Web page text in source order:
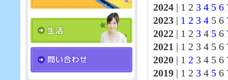
2024 | 1 2 3 4 5 6
2023 | 1 2 3 4 5 6
2022 | 1 2 3 4 5 6
2021 | 1 2 3 4 5
2020 | 1 2 3 4 5 6
2019 | 1 2 3 4 5 6